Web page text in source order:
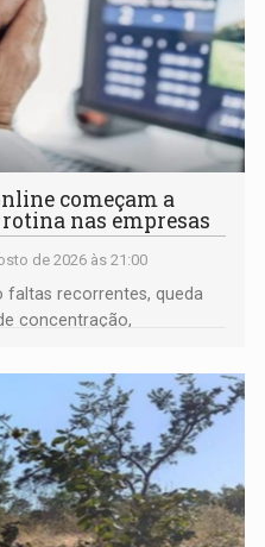
começam a
nas empresas
de 2026 às 21:00
faltas recorrentes, queda
concentração,